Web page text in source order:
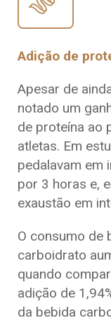
Adição de
Apesar de
notado um
de proteína ao
atletas. Em
pedalavam em
por 3 horas e,
exaustão em
O consumo de
carboidrato
quando
adição de
da bebida